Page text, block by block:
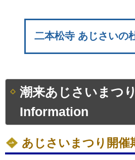
二本松寺 あじさいの
潮来あじさいまつ
Information
あじさいまつり開催